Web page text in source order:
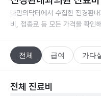
나만의닥터에서 수집한 진경환
비, 접종료 등 모든 가격을 확인
전체 급여 가다
전체 진료비